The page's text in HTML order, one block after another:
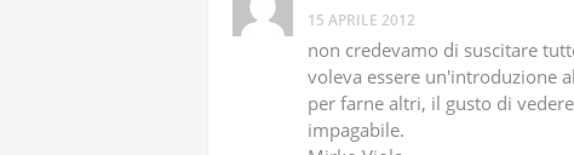
15 APRILE 2012
non credevamo di suscitare
voleva essere un'introduzione
per farne altri, il gusto di
impagabile.